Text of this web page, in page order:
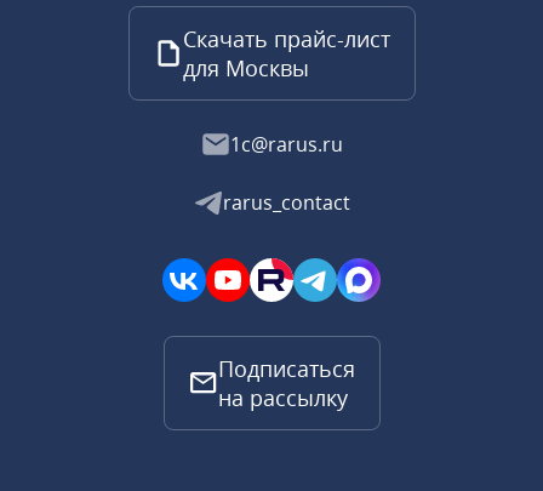
Скачать прайс-лист
для Москвы
1c@rarus.ru
rarus_contact
Подписаться
на рассылку